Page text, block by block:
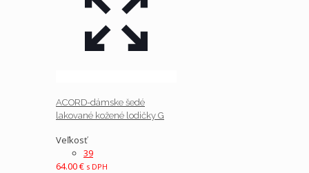
ACORD-dámske šedé
lakované kožené lodičky G
Veľkosť
39
64.00€ s DPH